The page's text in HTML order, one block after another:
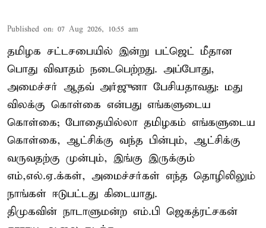
Published on: 07 Aug 2026, 10:55 am
தமிழக சட்டசபையில் இன்று பட்ஜெட் மீதான
பொது விவாதம் நடைபெற்றது. அப்போது,
அமைச்சர் ஆதவ் அர்ஜுனா பேசியதாவது: மது
விலக்கு கொள்கை என்பது எங்களுடைய
கொள்கை; போதையில்லா தமிழகம் எங்களுடைய
கொள்கை, ஆட்சிக்கு வந்த பின்பும், ஆட்சிக்கு
வருவதற்கு முன்பும், இங்கு இருக்கும்
எம்,எல்.ஏ.க்கள், அமைச்சர்கள் எந்த தொழிலிலும்
நாங்கள் ஈடுபட்டது கிடையாது.
திமுகவின் நாடாளுமன்ற எம்.பி ஜெகத்ரட்சகன்